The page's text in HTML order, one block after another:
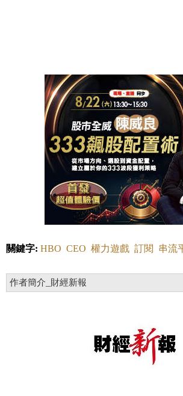
關鍵字: HBO CEO 權力遊戲 訂閱 串流
作者簡介_財經新報